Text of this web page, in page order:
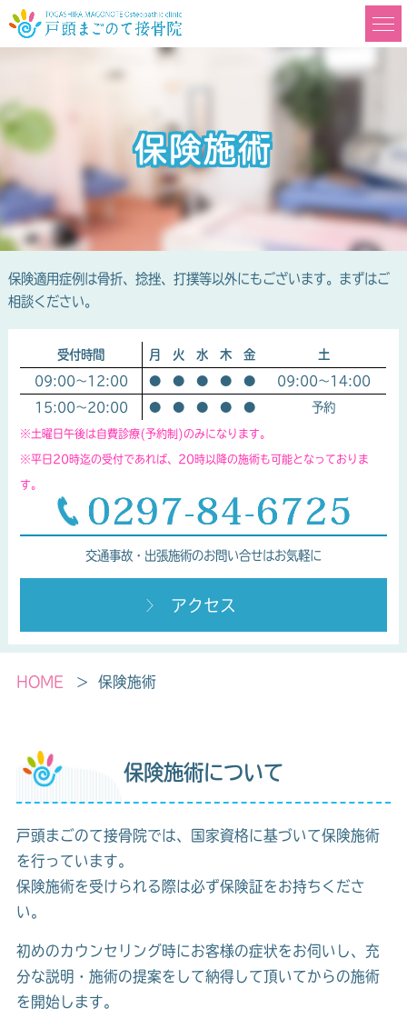
保険施術
保険適用症例は骨折、捻挫、打撲等以外にもございます。まずはご
相談ください。
受付時間 月 火 水 木 金 土
09:00～12:00 ● ● ● ● ● 09:00～14:00
15:00～20:00 ● ● ● ● ● 予約
※土曜日午後は自費診療(予約制)のみになります。
※平日20時迄の受付であれば、20時以降の施術も可能となっておりま
す。
交通事故・出張施術のお問い合せはお気軽に
アクセス
HOME 保険施術
保険施術について
戸頭まごのて接骨院では、国家資格に基づいて保険施術
を行っています。
保険施術を受けられる際は必ず保険証をお持ちくださ
い。
初めのカウンセリング時にお客様の症状をお伺いし、充
分な説明・施術の提案をして納得して頂いてからの施術
を開始します。